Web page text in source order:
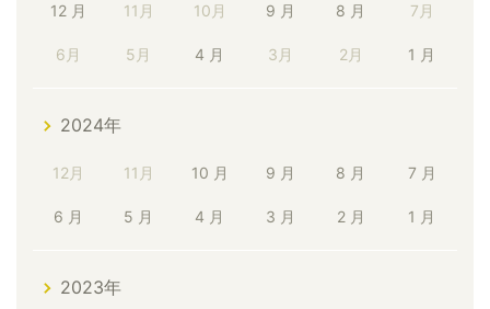
12 月 11月 10月 9 月 8 月 7月
6月 5月 4 月 3月 2月 1 月
2024年
12月 11月 10 月 9 月 8 月 7 月
6 月 5 月 4 月 3 月 2 月 1 月
2023年